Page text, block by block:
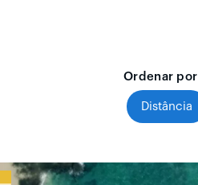
Ordenar por
Distância